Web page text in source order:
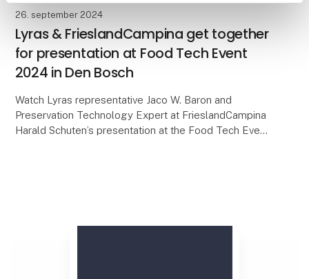
26. september 2024
Lyras & FrieslandCampina get together
for presentation at Food Tech Event
2024 in Den Bosch
Watch Lyras representative Jaco W. Baron and
Preservation Technology Expert at FrieslandCampina
Harald Schuten’s presentation at the Food Tech Event